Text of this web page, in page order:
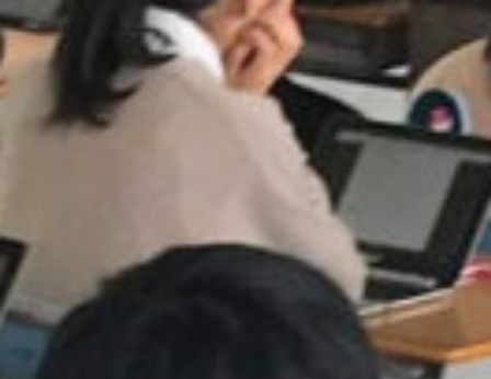
/home/sakurazuka/sakurazuka.ed.jp/public_html/wp-conten
t/themes/sakurazuka_2020/header.php